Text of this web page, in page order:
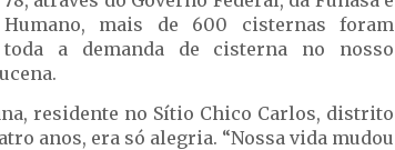
mais de 600 cisternas foram
a demanda de cisterna no nosso
residente no Sítio Chico Carlos, distrito
anos, era só alegria. “Nossa vida mudou